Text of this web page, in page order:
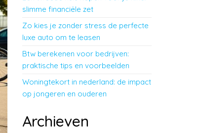
slimme financiële zet
Zo kies je zonder stress de perfecte
luxe auto om te leasen
Btw berekenen voor bedrijven:
praktische tips en voorbeelden
Woningtekort in nederland: de impact
op jongeren en ouderen
Archieven